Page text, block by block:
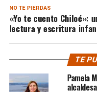
NO TE PIERDAS
«Yo te cuento Chiloé»:
lectura y escritura
TE
Pamela